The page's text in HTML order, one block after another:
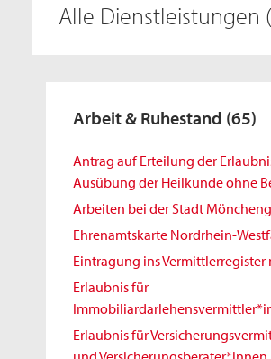
Alle Dienstleistungen
Arbeit & Ruhestand (65)
Antrag auf Erteilung der
Ausübung der Heilkunde ohne
Arbeiten bei der Stadt
Ehrenamtskarte Nordrhein-
Eintragung ins Vermittlerregister
Erlaubnis für
Erlaubnis für